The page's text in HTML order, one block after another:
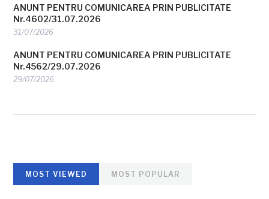
ANUNT PENTRU COMUNICAREA PRIN PUBLICITATE
Nr.4602/31.07.2026
31/07/2026
ANUNT PENTRU COMUNICAREA PRIN PUBLICITATE
Nr.4562/29.07.2026
29/07/2026
MOST VIEWED MOST POPULAR